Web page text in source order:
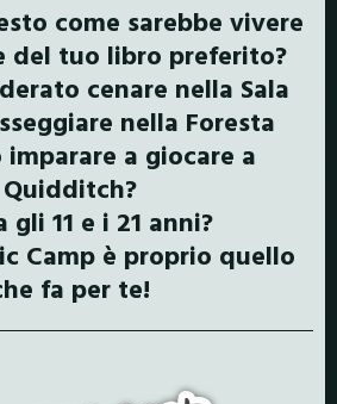
come sarebbe vivere
del tuo libro preferito?
cenare nella Sala
nella Foresta
a giocare a
Quidditch?
gli 11 e i 21 anni?
Camp è proprio quello
fa per te!